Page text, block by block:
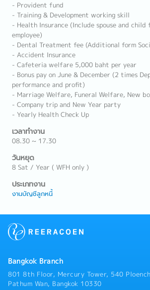
- Provident fund
- Training & Development working skill
- Health Insurance (Include spouse and child
employee)
- Dental Treatment fee (Additional form
- Accident Insurance
- Cafeteria welfare 5,000 baht per year
- Bonus pay on June & December (2 times
performance and profit)
- Marriage Welfare, Funeral Welfare, New
- Company trip and New Year party
- Yearly Health Check Up
เวลาทำงาน
08.30 ~ 17.30
วันหยุด
8 Sat / Year ( WFH only )
ประเภทงาน
งานบัญชีลูกหนี้
Bangkok Branch
801 8th Floor, Mercury Tower, 540
Pathum Wan, Bangkok 10330